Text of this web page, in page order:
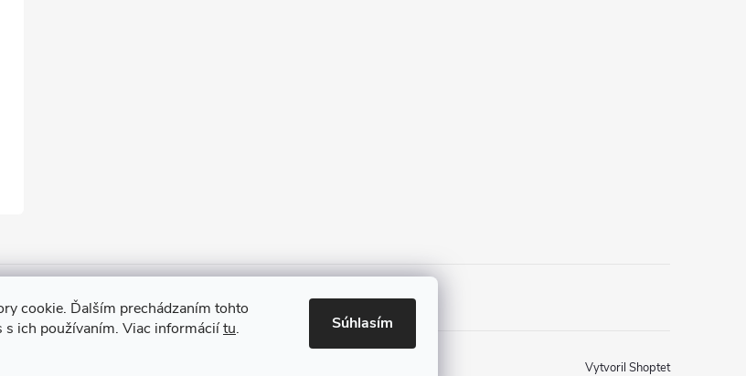
cookie. Ďalším prechádzaním tohto
s ich používaním. Viac informáciítu. Súhlasím
Vytvoril Shoptet